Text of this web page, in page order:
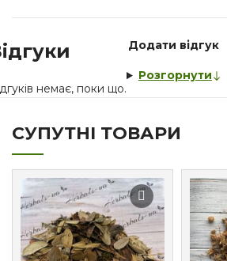
СУПУТНІ ТОВАРИ
немає, поки що.
Додати відгук
Розгорнути